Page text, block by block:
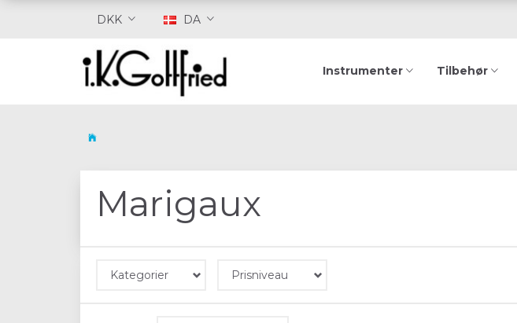
DKK DA
Instrumenter Tilbehør
Marigaux
Kategorier Prisniveau